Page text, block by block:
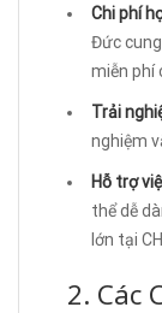
Chi phí
Đức
miễn phí
Trải
nghiệm
Hỗ trợ
thể dễ
lớn tại
2. Các